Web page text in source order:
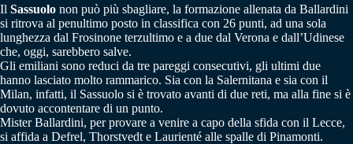
Il Sassuolo non può più sbagliare, la formazione allenata da Ballardini
si ritrova al penultimo posto in classifica con 26 punti, ad una sola
lunghezza dal Frosinone terzultimo e a due dal Verona e dall’Udinese
che, oggi, sarebbero salve.
Gli emiliani sono reduci da tre pareggi consecutivi, gli ultimi due
hanno lasciato molto rammarico. Sia con la Salernitana e sia con il
Milan, infatti, il Sassuolo si è trovato avanti di due reti, ma alla fine si è
dovuto accontentare di un punto.
Mister Ballardini, per provare a venire a capo della sfida con il Lecce,
si affida a Defrel, Thorstvedt e Laurienté alle spalle di Pinamonti.